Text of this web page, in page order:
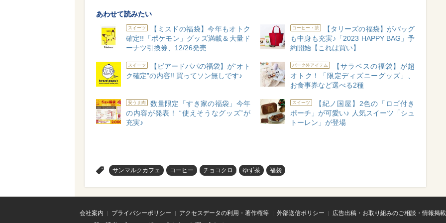
あわせて読みたい
スイーツ
【ミスドの福袋】今年もオトク
確定!!「ポケモン」グッズ満載＆大量ド
ーナツ引換券、12/26発売
コーヒー・茶
【タリーズの福袋】がバッグ
も中身も充実♪「2023 HAPPY BAG」予
約開始【これは買い】
スイーツ
【ビアードパパの福袋】が“オト
ク確定”の内容!! 買ってソン無しです♪
パーク外アイテム
【サラベスの福袋】が超
オトク！「限定ディズニーグッズ」、
お食事券など選べる2種
安うま肉
数量限定「すき家の福袋」今年
の内容が発表！ “使えそうなグッズ”が
充実♪
スイーツ
【紀ノ国屋】2色の「ロゴ付き
ポーチ」が可愛い♪ 人気スイーツ「シュ
トーレン」が登場
サンマルクカフェ コーヒー チョコクロ ゆず茶 福袋
会社案内 プライバシーポリシー アクセスデータの利用・著作権等 外部送信ポリシー
広告出稿・お取り組みのご相談・情報掲